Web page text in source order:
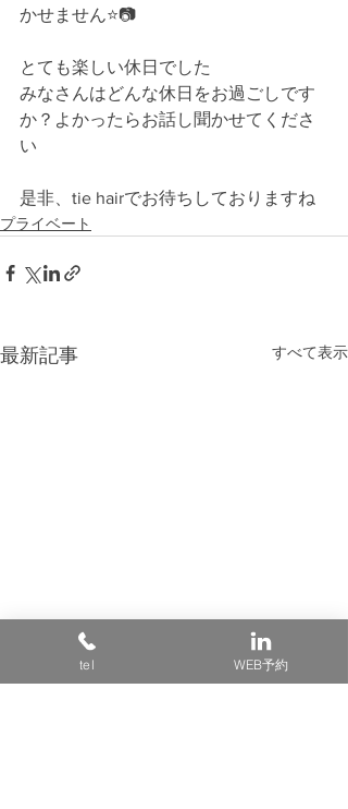
かせません⭐️📷
とても楽しい休日でした
みなさんはどんな休日をお過ごしです
か？よかったらお話し聞かせてくださ
い
是非、tie hairでお待ちしておりますね
プライベート
最新記事 すべて表示
tel WEB予約